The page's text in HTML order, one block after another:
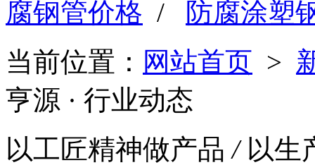
腐钢管价格 /
防腐涂塑
当前位置： 网站首页 >
亨源 · 行业动态
以工匠精神做产品/以生